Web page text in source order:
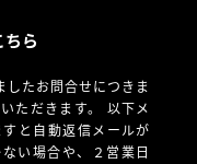
ちら
たお問合せにつきま
ただきます。 以下メ
と自動返信メールが
い場合や、
２営業日